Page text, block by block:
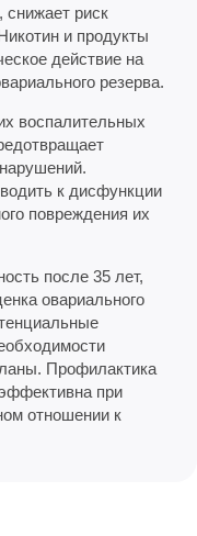
снижает риск
и продукты
действие на
резерва.
воспалительных
к дисфункции
повреждения их
после 35 лет,
овариального
Профилактика
при
отношении к